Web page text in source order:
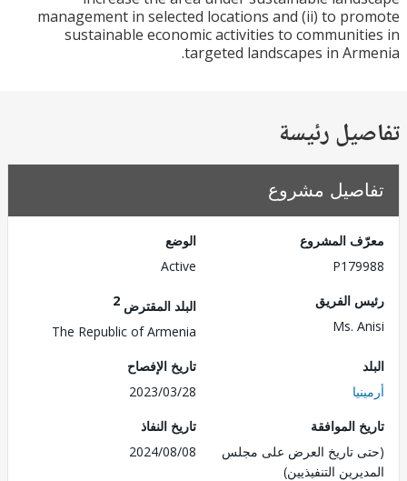
management in selected locations and (ii) to
sustainable economic activities to
targeted landscapes in
رئيسة
مشروع
المشروع
الفريق
Ms.
البلد المقترض
The Republic of Armenia
تاريخ الإفصاح
2023/03/28
الموافقة
تاريخ العرض على مجلس
التنفيذيين)
تاريخ النفاذ
2024/08/08